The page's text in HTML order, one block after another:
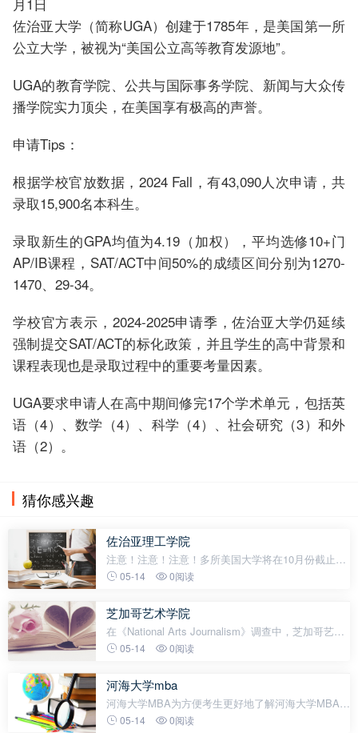
佐治亚大学（简称UGA）创建于1785年，是美国第一所
公立大学，被视为“美国公立高等教育发源地”。
UGA的教育学院、公共与国际事务学院、新闻与大众传
播学院实力顶尖，在美国享有极高的声誉。
申请Tips：
根据学校官放数据，2024 Fall，有43,090人次申请，共
录取15,900名本科生。
录取新生的GPA均值为4.19（加权），平均选修10+门
AP/IB课程，SAT/ACT中间50%的成绩区间分别为1270-
1470、29-34。
学校官方表示，2024-2025申请季，佐治亚大学仍延续
强制提交SAT/ACT的标化政策，并且学生的高中背景和
课程表现也是录取过程中的重要考量因素。
UGA要求申请人在高中期间修完17个学术单元，包括英
语（4）、数学（4）、科学（4）、社会研究（3）和外
语（2）。
猜你感兴趣
佐治亚理工学院
注意！注意！注意！多所美国大学将在10月份截止申
请！对于申请季家庭来说，进入9月，申请日程愈发
备战的时间真的不多了！棕榈君特别提醒，一定
05-14 0阅读
芝加哥艺术学院
在《National Arts Journalism》调查中，芝加哥艺术
学院的评价很高，被认为是全美最具影响力的艺术学
国艺术留学打算的小伙伴来说，如
05-14 0阅读
河海大学mba
河海大学MBA为方便考生更好地了解河海大学MBA项
目，特面向2025年考生举办校园开放日活动。有考生
05-14 0阅读